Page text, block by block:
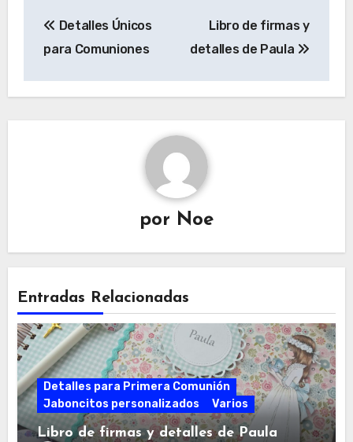
de
Detalles Únicos
para Comuniones
Libro de firmas y
detalles de Paula
por Noe
Entradas Relacionadas
Detalles para Primera Comunión
Jaboncitos personalizados
Varios
Libro de firmas y detalles de Paula